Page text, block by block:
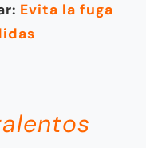
Evita la fuga